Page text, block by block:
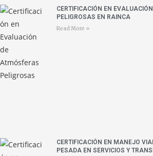
CERTIFICACIÓN EN
PELIGROSAS EN RAINCA
Read More »
CERTIFICACIÓN EN MANEJO
PESADA EN SERVICIOS Y